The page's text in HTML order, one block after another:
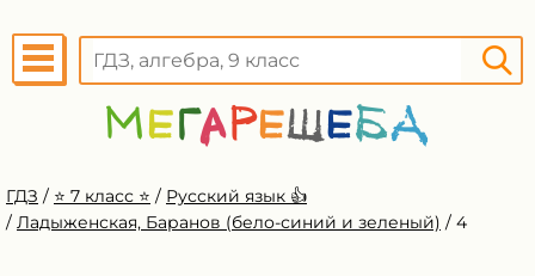
ГДЗ / ⭐️ 7 класс ⭐️ / Русский язык 👍
/ Ладыженская, Баранов (бело-синий и зеленый) / 4